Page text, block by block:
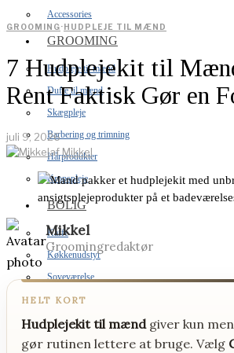
Accessories
GROOMING
Hudpleje til mænd
Dufte til mænd
Skægpleje
Barbering og trimning
Hårprodukter
Kropspleje
BOLIG
Kaffe
Køkkenudstyr
Soveværelse
Hjemmebar
Hjemmeteknologi
Grill
GROOMING·HUDPLEJE TIL MÆND
7 Hudplejekit til
Rent Faktisk Gør en
juli 9, 2026
afMikkel
Mikkel
Groomingredaktør
HELT KORT
Hudplejekit til mændgiver kun
gør rutinen lettere at bruge. Vælg